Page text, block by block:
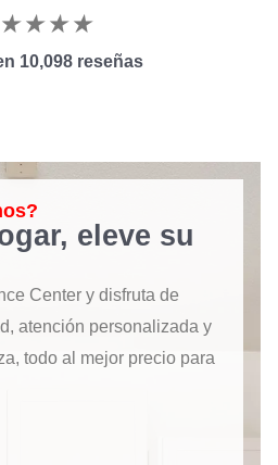
★★★★
10,098 reseñas
eleve su
Center y disfruta de
atención personalizada y
todo al mejor precio para